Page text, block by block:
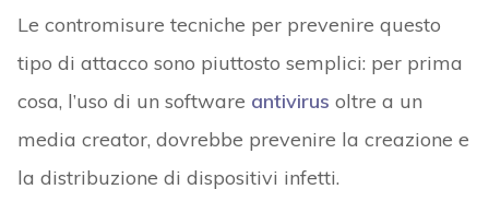
Le contromisure tecniche per prevenire questo
tipo di attacco sono piuttosto semplici: per prima
cosa, l’uso di un software antivirus oltre a un
media creator, dovrebbe prevenire la creazione e
la distribuzione di dispositivi infetti.